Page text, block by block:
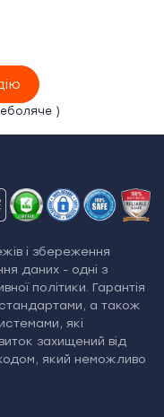
)
і збереження
даних - одні з
політики. Гарантія
а також
які
захищений від
який неможливо